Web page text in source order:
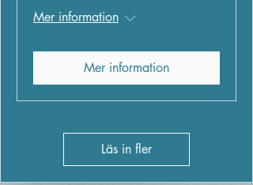
Mer information
Mer information
Läs in fler